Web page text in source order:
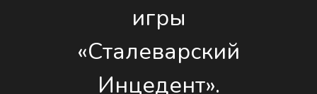
игры
«Сталеварский
Инцедент».